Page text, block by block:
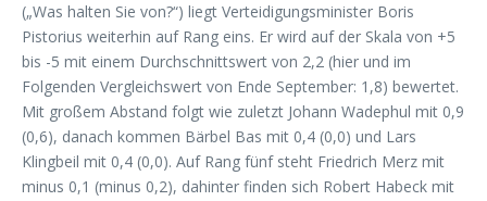
(„Was halten Sie von?“) liegt Verteidigungsminister Boris
Pistorius weiterhin auf Rang eins. Er wird auf der Skala von +5
bis -5 mit einem Durchschnittswert von 2,2 (hier und im
Folgenden Vergleichswert von Ende September: 1,8) bewertet.
Mit großem Abstand folgt wie zuletzt Johann Wadephul mit 0,9
(0,6), danach kommen Bärbel Bas mit 0,4 (0,0) und Lars
Klingbeil mit 0,4 (0,0). Auf Rang fünf steht Friedrich Merz mit
minus 0,1 (minus 0,2), dahinter finden sich Robert Habeck mit